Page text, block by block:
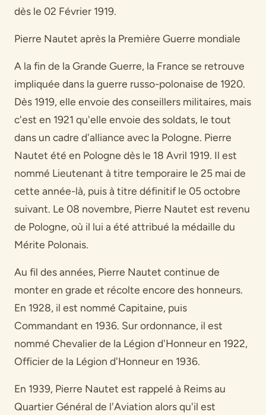
dès le 02 Février 1919.
Pierre Nautet après la Première Guerre mondiale
A la fin de la Grande Guerre, la France se retrouve
impliquée dans la guerre russo-polonaise de 1920.
Dès 1919, elle envoie des conseillers militaires, mais
c'est en 1921 qu'elle envoie des soldats, le tout
dans un cadre d'alliance avec la Pologne. Pierre
Nautet été en Pologne dès le 18 Avril 1919. Il est
nommé Lieutenant à titre temporaire le 25 mai de
cette année-là, puis à titre définitif le 05 octobre
suivant. Le 08 novembre, Pierre Nautet est revenu
de Pologne, où il lui a été attribué la médaille du
Mérite Polonais.
Au fil des années, Pierre Nautet continue de
monter en grade et récolte encore des honneurs.
En 1928, il est nommé Capitaine, puis
Commandant en 1936. Sur ordonnance, il est
nommé Chevalier de la Légion d'Honneur en 1922,
Officier de la Légion d'Honneur en 1936.
En 1939, Pierre Nautet est rappelé à Reims au
Quartier Général de l'Aviation alors qu'il est